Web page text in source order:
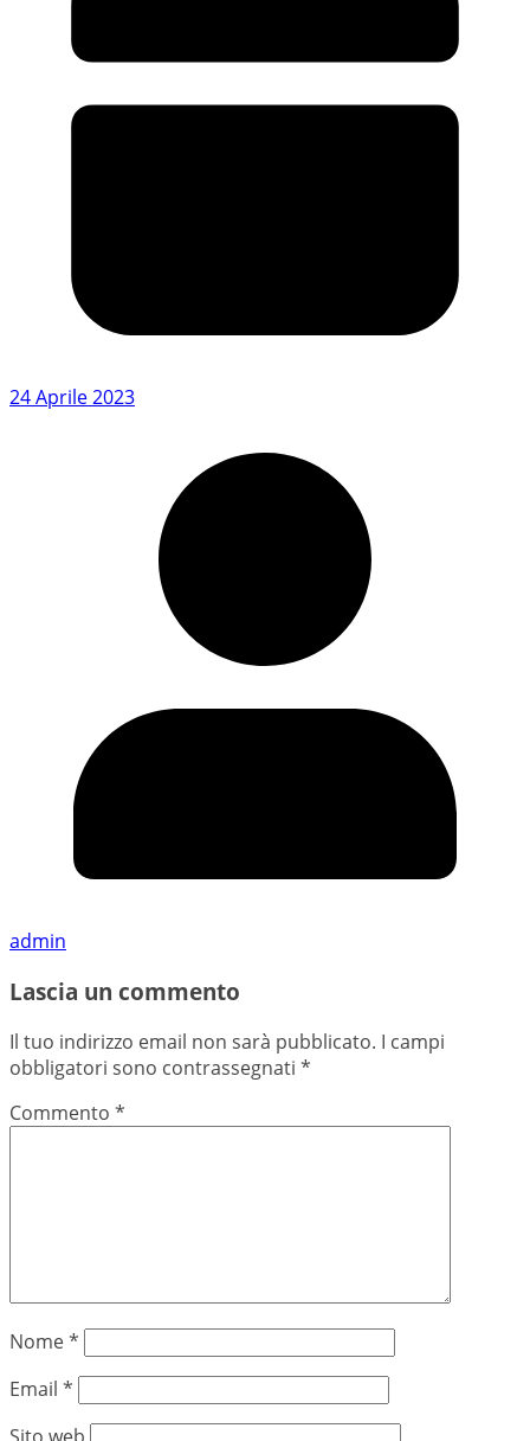
24 Aprile 2023
admin
Lascia un commento
Il tuo indirizzo email non sarà pubblicato. I campi
obbligatori sono contrassegnati *
Commento *
Nome*
Email *